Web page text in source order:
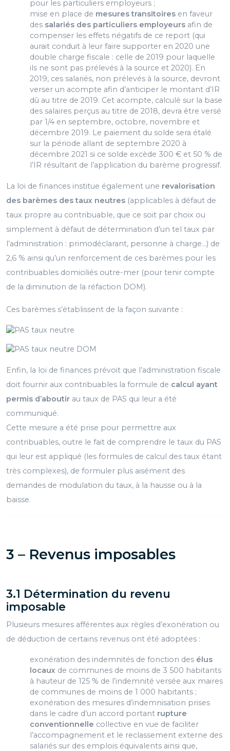
pour les particuliers employeurs ;
mise en place de mesures transitoires en faveur
des salariés des particuliers employeurs afin de
compenser les effets négatifs de ce report (qui
aurait conduit à leur faire supporter en 2020 une
double charge fiscale : celle de 2019 pour laquelle
ils ne sont pas prélevés à la source et 2020). En
2019, ces salariés, non prélevés à la source, devront
verser un acompte afin d’anticiper le montant d’IR
dû au titre de 2019. Cet acompte, calculé sur la base
des salaires perçus au titre de 2018, devra être versé
par 1/4 en septembre, octobre, novembre et
décembre 2019. Le paiement du solde sera étalé
sur la période allant de septembre 2020 à
décembre 2021 si ce solde excède 300 € et 50 % de
l’IR résultant de l’application du barème progressif.
La loi de finances institue également une revalorisation
des barèmes des taux neutres (applicables à défaut de
taux propre au contribuable, que ce soit par choix ou
simplement à défaut de détermination d’un tel taux par
l’administration : primodéclarant, personne à charge…) de
2,6 % ainsi qu’un renforcement de ces barèmes pour les
contribuables domiciliés outre-mer (pour tenir compte
de la diminution de la réfaction DOM).
Ces barèmes s’établissent de la façon suivante :
Enfin, la loi de finances prévoit que l’administration fiscale
doit fournir aux contribuables la formule de calcul ayant
permis d’aboutir au taux de PAS qui leur a été
communiqué.
Cette mesure a été prise pour permettre aux
contribuables, outre le fait de comprendre le taux du PAS
qui leur est appliqué (les formules de calcul des taux étant
très complexes), de formuler plus aisément des
demandes de modulation du taux, à la hausse ou à la
baisse.
3 – Revenus imposables
3.1 Détermination du revenu
imposable
Plusieurs mesures afférentes aux règles d’exonération ou
de déduction de certains revenus ont été adoptées :
exonération des indemnités de fonction des élus
locaux de communes de moins de 3 500 habitants
à hauteur de 125 % de l’indemnité versée aux maires
de communes de moins de 1 000 habitants ;
exonération des mesures d’indemnisation prises
dans le cadre d’un accord portant rupture
conventionnelle collective en vue de faciliter
l’accompagnement et le reclassement externe des
salariés sur des emplois équivalents ainsi que,